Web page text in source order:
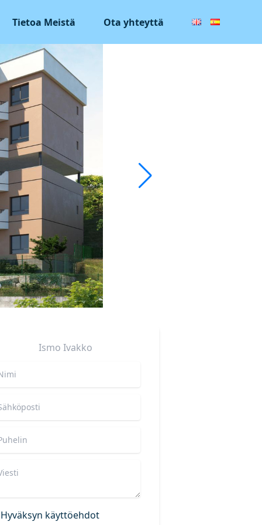
Tietoa Meistä Ota yhteyttä
Ismo Ivakko
Hyväksyn käyttöehdot